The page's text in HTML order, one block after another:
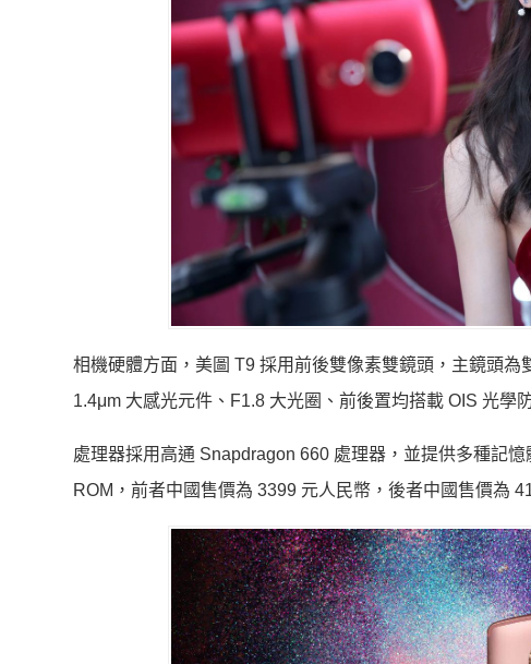
相機硬體方面，美圖 T9 採用前後雙像素雙鏡頭，主鏡頭
1.4μm 大感光元件、F1.8 大光圈、前後置均搭載 OIS 光學
處理器採用高通 Snapdragon 660 處理器，並提供多種記
ROM，前者中國售價為 3399 元人民幣，後者中國售價為